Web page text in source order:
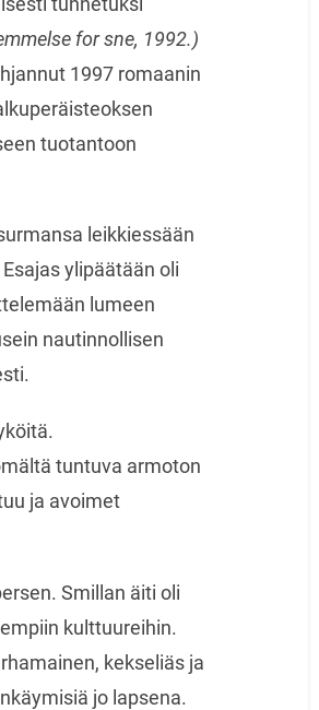
for sne, 1992.)
1997 romaanin
tuotantoon
leikkiessään
ylipäätään oli
lumeen
nautinnollisen
tuntuva armoton
ja avoimet
Smillan äiti oli
kulttuureihin.
kekseliäs ja
jo lapsena.